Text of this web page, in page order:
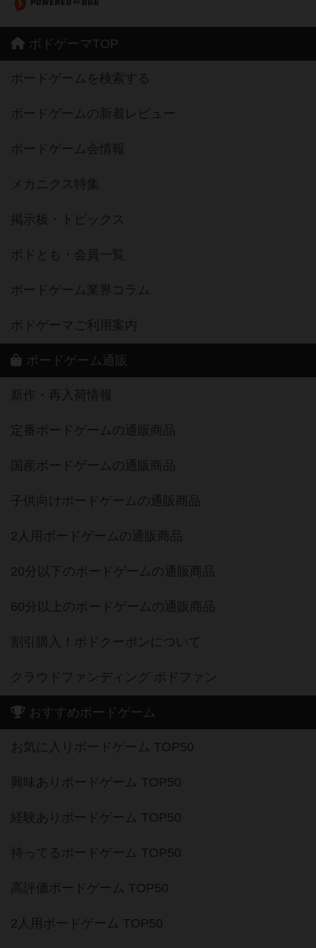
ボドゲーマTOP
ボードゲームを検索する
ボードゲームの新着レビュー
ボードゲーム会情報
メカニクス特集
掲示板・トピックス
ボドとも・会員一覧
ボードゲーム業界コラム
ボドゲーマご利用案内
ボードゲーム通販
新作・再入荷情報
定番ボードゲームの通販商品
国産ボードゲームの通販商品
子供向けボードゲームの通販商品
2人用ボードゲームの通販商品
20分以下のボードゲームの通販商品
60分以上のボードゲームの通販商品
割引購入！ボドクーポンについて
クラウドファンディング ボドファン
おすすめボードゲーム
お気に入りボードゲーム TOP50
興味ありボードゲーム TOP50
経験ありボードゲーム TOP50
持ってるボードゲーム TOP50
高評価ボードゲーム TOP50
2人用ボードゲーム TOP50